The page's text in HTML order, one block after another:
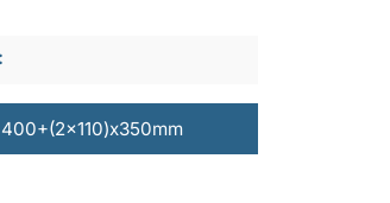
400+(2x110)x350mm